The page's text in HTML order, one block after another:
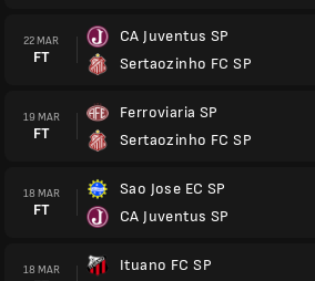
22 MAR
FT
CA Juventus SP
Sertaozinho FC SP
19 MAR
FT
Ferroviaria SP
Sertaozinho FC SP
18 MAR
FT
Sao Jose EC SP
CA Juventus SP
18 MAR
Ituano FC SP